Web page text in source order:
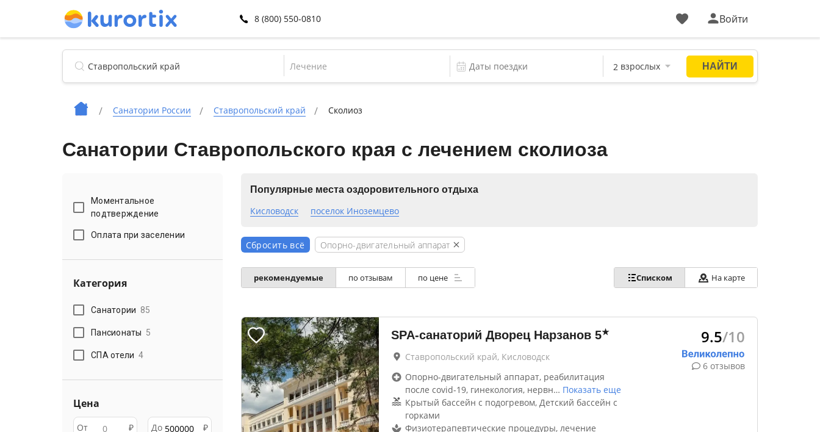
8 (800) 550-0810 Войти
Лечение
Санатории России Ставропольский край Сколиоз
Санатории Ставропольского края с лечением сколиоза
Моментальное
подтверждение
Оплата при заселении
Категория
Санатории 85
Пансионаты 5
СПА отели 4
Цена
От ₽ До ₽
Популярные места оздоровительного отдыха
Кисловодск поселок Иноземцево
Сбросить всё Опорно-двигательный аппарат
рекомендуемые по отзывам по цене Списком На карте
SPA-санаторий Дворец Нарзанов 5★
Ставропольский край, Кисловодск
Опорно-двигательный аппарат, реабилитация
после covid-19, гинекология, нервн… Показать еще
Крытый бассейн с подогревом, Детский бассейн с
горками
Физиотерапевтические процедуры, лечение
9.5/10
6 отзывов